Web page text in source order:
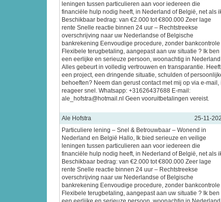
leningen tussen particulieren aan voor iedereen die
financiële hulp nodig heeft, in Nederland of België, net als
Beschikbaar bedrag: van €2.000 tot €800.000 Zeer lage
rente Snelle reactie binnen 24 uur – Rechtstreekse
overschrijving naar uw Nederlandse of Belgische
bankrekening Eenvoudige procedure, zonder bankcontrole
Flexibele terugbetaling, aangepast aan uw situatie ? Ik ben
een eerlijke en serieuze persoon, woonachtig in
Alles gebeurt in volledig vertrouwen en transparantie.
een project, een dringende situatie, schulden of
behoeften? Neem dan gerust contact met mij op via e-mail,
reageer snel. Whatsapp: +31626437688 E-mail:
ale_hofstra@hotmail.nl Geen vooruitbetalingen vereist.
Ale Hofstra
25-11-
Particuliere lening – Snel & Betrouwbaar – Wonend in
Nederland en België Hallo, Ik bied serieuze en veilige
leningen tussen particulieren aan voor iedereen die
financiële hulp nodig heeft, in Nederland of België, net als
Beschikbaar bedrag: van €2.000 tot €800.000 Zeer lage
rente Snelle reactie binnen 24 uur – Rechtstreekse
overschrijving naar uw Nederlandse of Belgische
bankrekening Eenvoudige procedure, zonder bankcontrole
Flexibele terugbetaling, aangepast aan uw situatie ? Ik ben